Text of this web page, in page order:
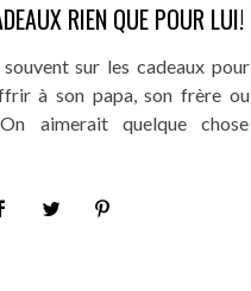
RIEN QUE POUR LUI!
sur les cadeaux pour
à son papa, son frère ou
aimerait quelque chose